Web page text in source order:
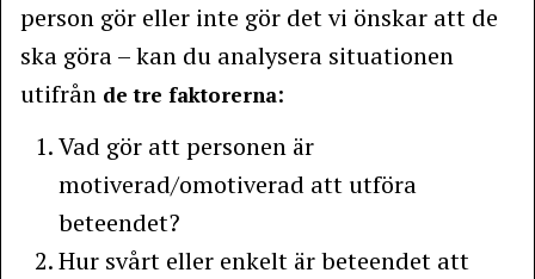
person gör eller inte gör det vi önskar att de
ska göra – kan du analysera situationen
utifrån de tre faktorerna:
Vad gör att personen är
motiverad/omotiverad att utföra
beteendet?
Hur svårt eller enkelt är beteendet att